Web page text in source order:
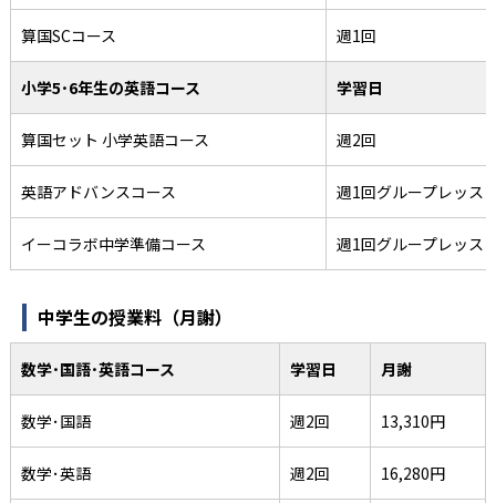
算国SCコース 週1回
小学5･6年生の英語コース 学習日
算国セット 小学英語コース 週2回
英語アドバンスコース 週1回グループレッス
イーコラボ中学準備コース 週1回グループレッス
中学生の授業料（月謝）
数学･国語･英語コース 学習日 月謝
数学･国語 週2回 13,310円
数学･英語 週2回 16,280円